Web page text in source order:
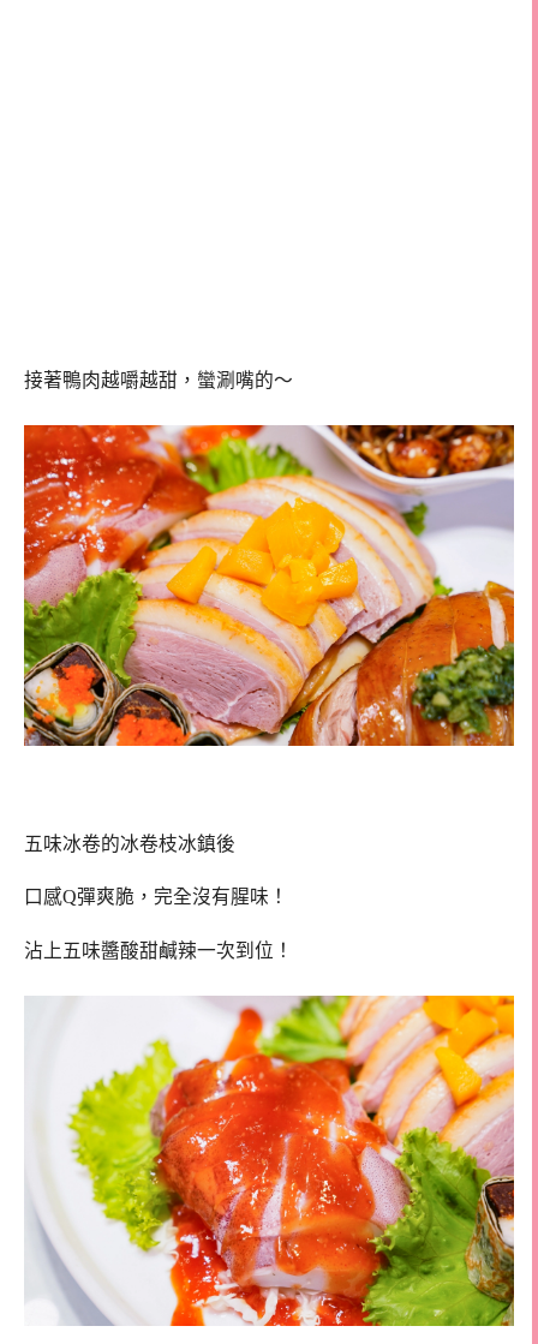
接著鴨肉越嚼越甜，蠻涮嘴的～
五味冰卷的冰卷枝冰鎮後
口感Q彈爽脆，完全沒有腥味！
沾上五味醬酸甜鹹辣一次到位！